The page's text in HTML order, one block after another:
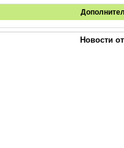
Новости